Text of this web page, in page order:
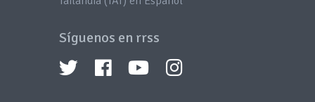
Síguenos en rrss